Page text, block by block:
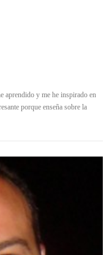
aprendido y me he inspirado en
porque enseña sobre la